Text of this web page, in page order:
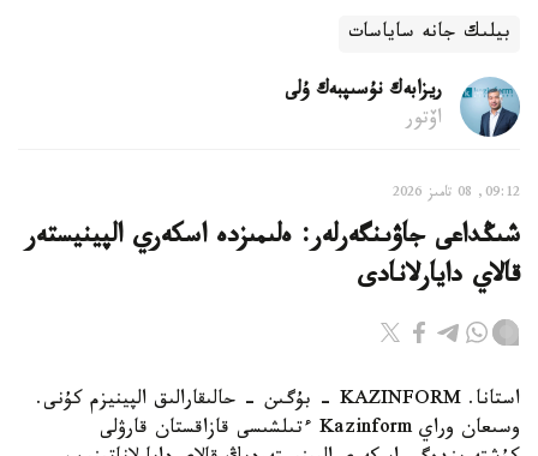
بيلىك جانە ساياسات
ريزابەك نۇسىپبەك ۇلى
اۆتور
09:12, 08 تامىز 2026
شىڭداعى جاۋىنگەرلەر: ەلىمىزدە اسكەري الپينيستەر
قالاي دايارلانادى
استانا. KAZINFORM - بۇگىن - حالىقارالىق الپينيزم كۇنى.
وسىعان وراي Kazinform ءتىلشىسى قازاقستان قارۋلى